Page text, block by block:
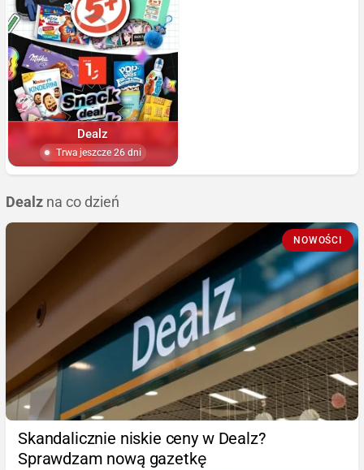
Dealz
Trwa jeszcze 26 dni
Dealz na co dzień
NOWOŚCI
Skandalicznie niskie ceny w Dealz?
Sprawdzam nową gazetkę